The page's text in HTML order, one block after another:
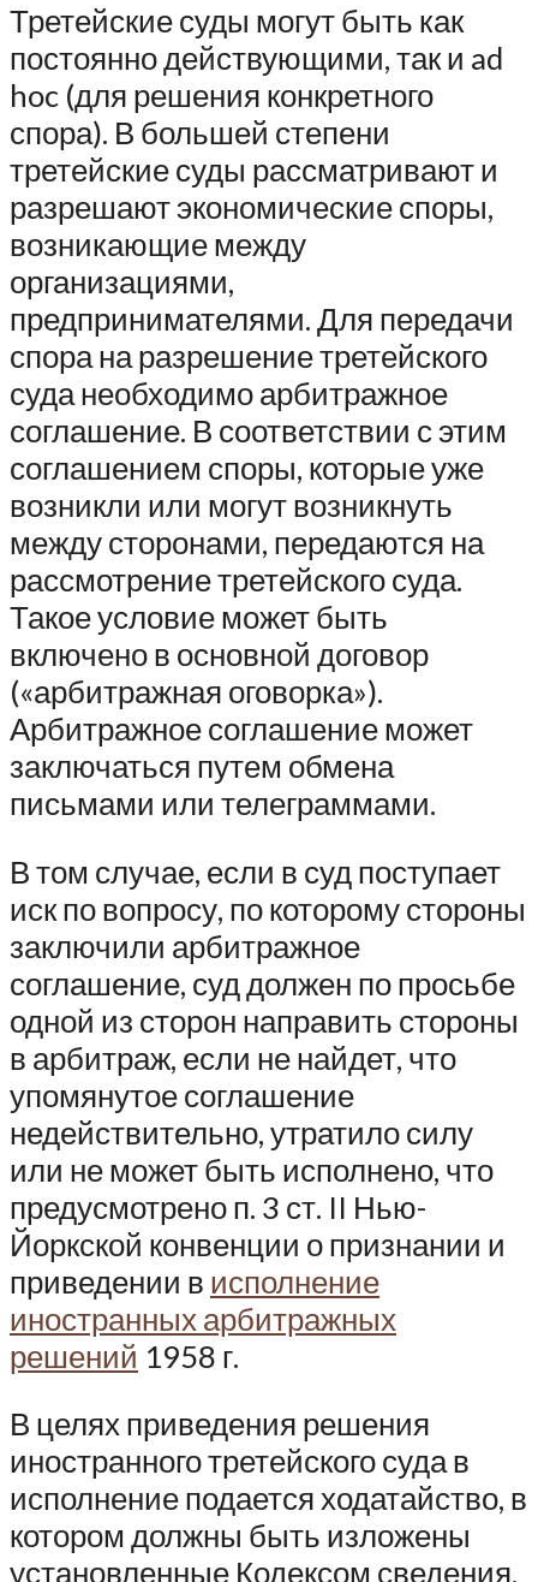
Третейские суды могут быть как
постоянно действующими, так и ad
hoc (для решения конкретного
спора). В большей степени
третейские суды рассматривают и
разрешают экономические споры,
возникающие между
организациями,
предпринимателями. Для передачи
спора на разрешение третейского
суда необходимо арбитражное
соглашение. В соответствии с этим
соглашением споры, которые уже
возникли или могут возникнуть
между сторонами, передаются на
рассмотрение третейского суда.
Такое условие может быть
включено в основной договор
(«арбитражная оговорка»).
Арбитражное соглашение может
заключаться путем обмена
письмами или телеграммами.
В том случае, если в суд поступает
иск по вопросу, по которому стороны
заключили арбитражное
соглашение, суд должен по просьбе
одной из сторон направить стороны
в арбитраж, если не найдет, что
упомянутое соглашение
недействительно, утратило силу
или не может быть исполнено, что
предусмотрено п. 3 ст. II Нью-
Йоркской конвенции о признании и
приведении в исполнение
иностранных арбитражных
решений 1958 г.
В целях приведения решения
иностранного третейского суда в
исполнение подается ходатайство, в
котором должны быть изложены
установленные Кодексом сведения.